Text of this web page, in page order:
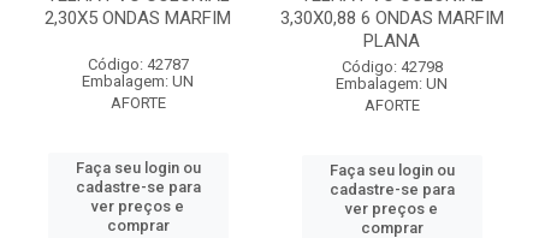
2,30X5 ONDAS MARFIM
Código: 42787
Embalagem: UN
AFORTE
Faça seu login ou
cadastre-se para
ver preços e
comprar
3,30X0,88 6 ONDAS MARFIM
PLANA
Código: 42798
Embalagem: UN
AFORTE
Faça seu login ou
cadastre-se para
ver preços e
comprar